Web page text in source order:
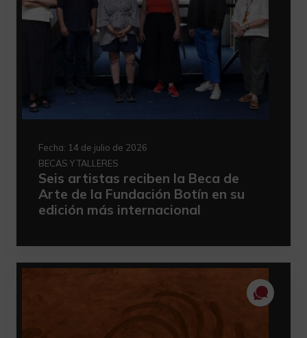
Fecha: 14 de julio de 2026
BECAS Y TALLERES
Seis artistas reciben la Beca de
Arte de la Fundación Botín en su
edición más internacional